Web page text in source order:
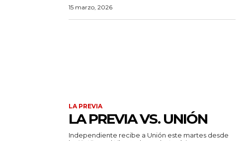
15 marzo, 2026
LA PREVIA
LA PREVIA VS. UNIÓN
Independiente recibe a Unión este martes desde